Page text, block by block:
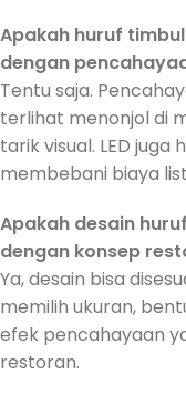
Apakah huruf
dengan
Tentu saja.
terlihat menonjol di
tarik visual. LED
membebani biaya
Apakah desain
dengan konsep
Ya, desain bisa
memilih ukuran,
efek pencahayaan
restoran.